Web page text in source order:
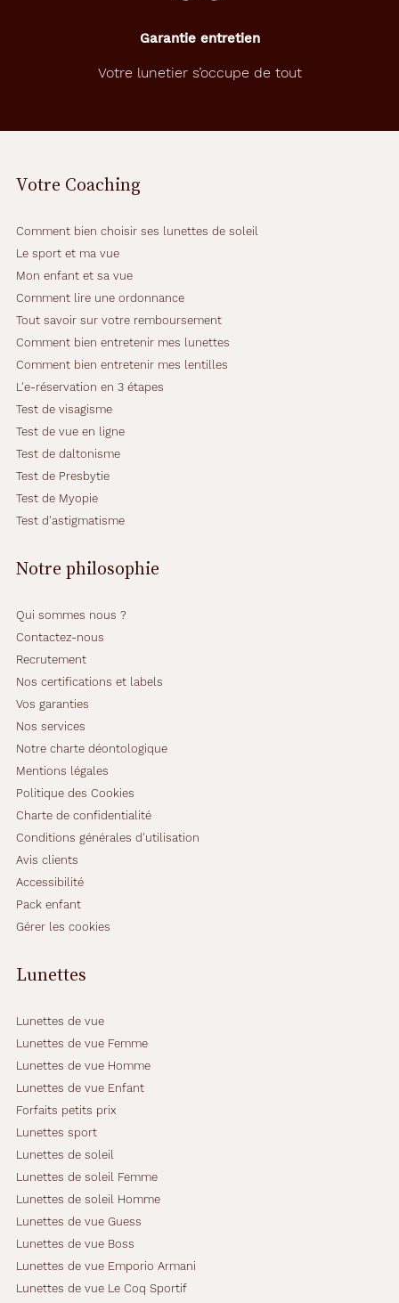
Garantie entretien
Votre lunetier s’occupe de tout
Votre Coaching
Comment bien choisir ses lunettes de soleil
Le sport et ma vue
Mon enfant et sa vue
Comment lire une ordonnance
Tout savoir sur votre remboursement
Comment bien entretenir mes lunettes
Comment bien entretenir mes lentilles
L'e-réservation en 3 étapes
Test de visagisme
Test de vue en ligne
Test de daltonisme
Test de Presbytie
Test de Myopie
Test d'astigmatisme
Notre philosophie
Qui sommes nous ?
Contactez-nous
Recrutement
Nos certifications et labels
Vos garanties
Nos services
Notre charte déontologique
Mentions légales
Politique des Cookies
Charte de confidentialité
Conditions générales d'utilisation
Avis clients
Accessibilité
Pack enfant
Gérer les cookies
Lunettes
Lunettes de vue
Lunettes de vue Femme
Lunettes de vue Homme
Lunettes de vue Enfant
Forfaits petits prix
Lunettes sport
Lunettes de soleil
Lunettes de soleil Femme
Lunettes de soleil Homme
Lunettes de vue Guess
Lunettes de vue Boss
Lunettes de vue Emporio Armani
Lunettes de vue Le Coq Sportif